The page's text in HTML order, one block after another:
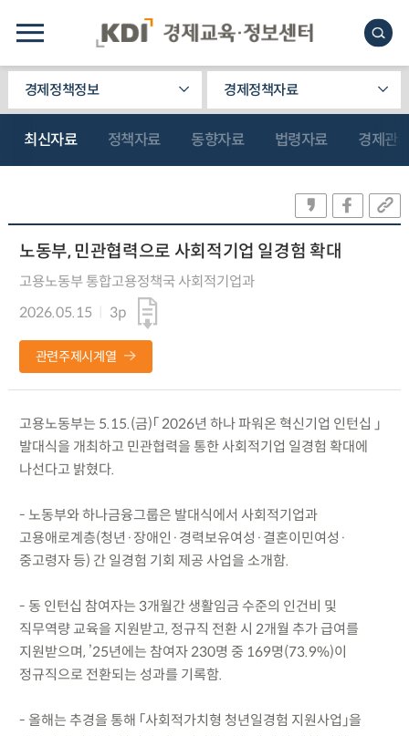
경제정책정보 경제정책자료
최신자료 정책자료 동향자료 법령자료 경제관
노동부, 민관협력으로 사회적기업 일경험 확대
고용노동부 통합고용정책국 사회적기업과
2026.05.15
3p
관련주제시계열
고용노동부는 5.15.(금)「 2026년 하나 파워온 혁신기업 인턴십 」
발대식을 개최하고 민관협력을 통한 사회적기업 일경험 확대에
나선다고 밝혔다.
- 노동부와 하나금융그룹은 발대식에서 사회적기업과
고용애로계층(청년·장애인·경력보유여성·결혼이민여성·
중고령자 등) 간 일경험 기회 제공 사업을 소개함.
- 동 인턴십 참여자는 3개월간 생활임금 수준의 인건비 및
직무역량 교육을 지원받고, 정규직 전환 시 2개월 추가 급여를
지원받으며, ’25년에는 참여자 230명 중 169명(73.9%)이
정규직으로 전환되는 성과를 기록함.
- 올해는 추경을 통해 「사회적가치형 청년일경험 지원사업」을